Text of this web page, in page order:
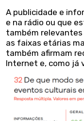
A publicidade e
e na rádio ou que
também
as faixas etárias
também afirmam
Internet e, como já